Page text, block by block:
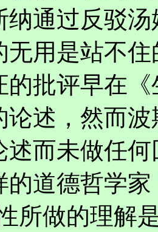
纳通过反驳
无用是站不
的批评早在
论述，然而
述而未做任
的道德哲学
所做的理解